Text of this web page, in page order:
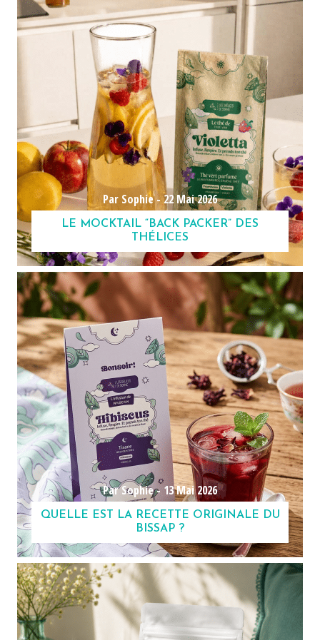
Par Sophie -22 Mai 2026
LE MOCKTAIL “BACK PACKER” DES
THÉLICES
Par Sophie -13 Mai 2026
QUELLE EST LA RECETTE ORIGINALE DU
BISSAP ?